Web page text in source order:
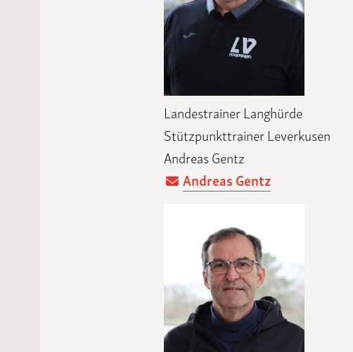
Landestrainer Langhürde
Stützpunkttrainer Leverkusen
Andreas Gentz
Andreas Gentz